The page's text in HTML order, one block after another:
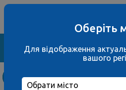
та ціни
Оберіть
Для відображення
вашого
Обрати місто